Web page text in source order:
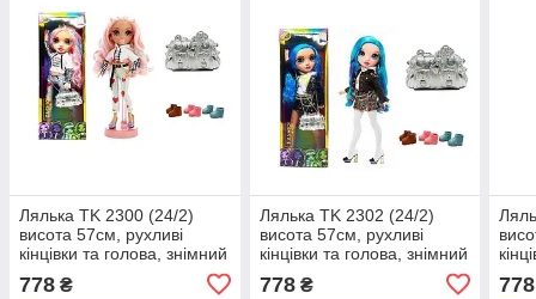
Лялька TK 2300 (24/2)
висота 57см, рухливі
кінцівки та голова, знімний
одяг та взуття, сумочка, в
коробці
778 ₴
Лялька TK 2302 (24/2)
висота 57см, рухливі
кінцівки та голова, знімний
одяг та взуття, сумочка, в
коробці
778₴ 778